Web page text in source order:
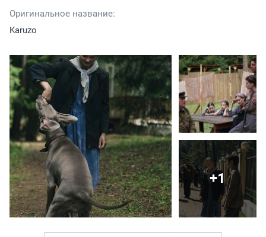
Оригинальное название:
Karuzo
+1